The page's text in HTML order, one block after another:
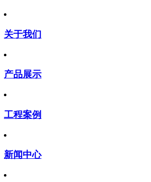
关于我们
产品展示
工程案例
新闻中心